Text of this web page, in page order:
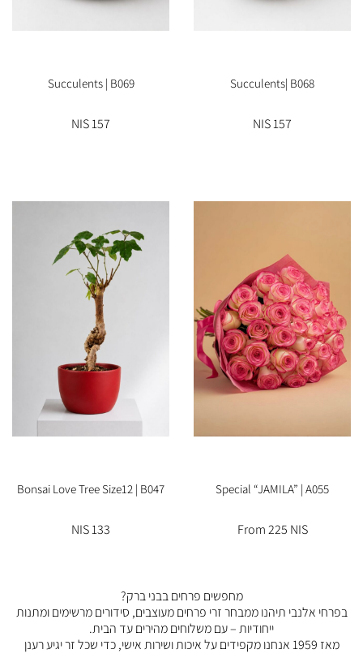
Succulents| B068
157 NIS
Succulents | B069
157 NIS
Special “JAMILA” | A055
From 225 NIS
Bonsai Love Tree Size12 | B047
133 NIS
מחפשים פרחים בבני ברק?
בפרחי אלנבי תיהנו ממבחר זרי פרחים מעוצבים, סידורים מרשימים ומתנות
ייחודיות – עם משלוחים מהירים עד הבית.
מאז 1959 אנחנו מקפידים על איכות ושירות אישי, כדי שכל זר יגיע רענן